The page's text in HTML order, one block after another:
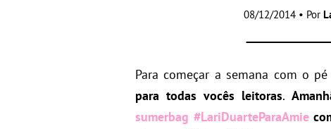
08/12/2014 • Por
Para começar a semana com o
para todas vocês leitoras.
sumerbag #LariDuarteParaAmie